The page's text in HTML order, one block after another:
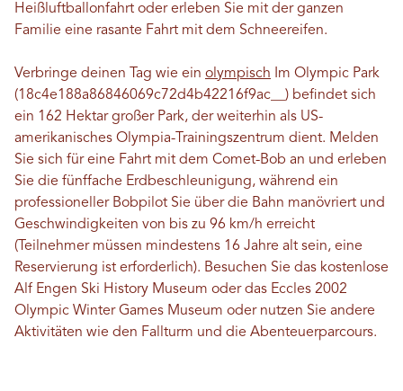
Heißluftballonfahrt oder erleben Sie mit der ganzen
Familie eine rasante Fahrt mit dem Schneereifen.
Verbringe deinen Tag wie ein olympisch Im Olympic Park
(18c4e188a86846069c72d4b42216f9ac__) befindet sich
ein 162 Hektar großer Park, der weiterhin als US-
amerikanisches Olympia-Trainingszentrum dient. Melden
Sie sich für eine Fahrt mit dem Comet-Bob an und erleben
Sie die fünffache Erdbeschleunigung, während ein
professioneller Bobpilot Sie über die Bahn manövriert und
Geschwindigkeiten von bis zu 96 km/h erreicht
(Teilnehmer müssen mindestens 16 Jahre alt sein, eine
Reservierung ist erforderlich). Besuchen Sie das kostenlose
Alf Engen Ski History Museum oder das Eccles 2002
Olympic Winter Games Museum oder nutzen Sie andere
Aktivitäten wie den Fallturm und die Abenteuerparcours.